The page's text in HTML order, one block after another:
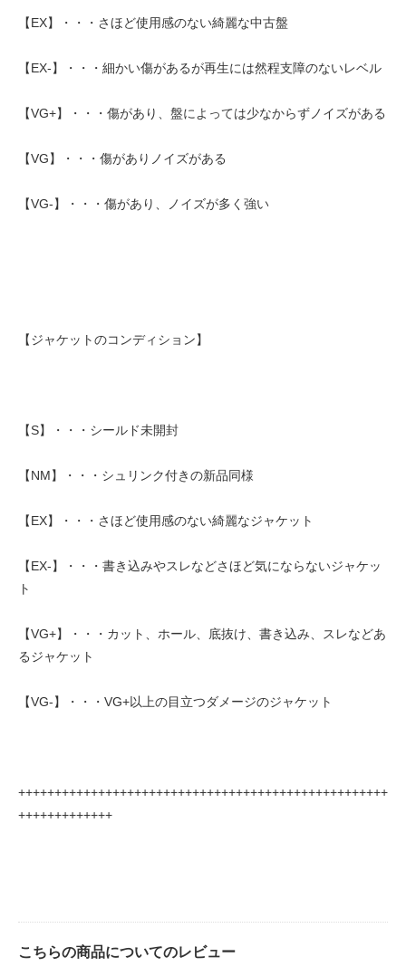
【EX】・・・さほど使用感のない綺麗な中古盤
【EX-】・・・細かい傷があるが再生には然程支障のないレベル
【VG+】・・・傷があり、盤によっては少なからずノイズがある
【VG】・・・傷がありノイズがある
【VG-】・・・傷があり、ノイズが多く強い
【ジャケットのコンディション】
【S】・・・シールド未開封
【NM】・・・シュリンク付きの新品同様
【EX】・・・さほど使用感のない綺麗なジャケット
【EX-】・・・書き込みやスレなどさほど気にならないジャケッ
ト
【VG+】・・・カット、ホール、底抜け、書き込み、スレなどあ
るジャケット
【VG-】・・・VG+以上の目立つダメージのジャケット
+++++++++++++++++++++++++++++++++++++++++++++++++++
+++++++++++++
こちらの商品についてのレビュー